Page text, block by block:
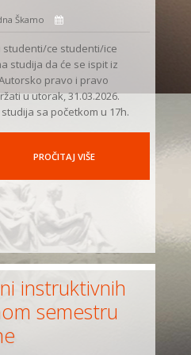
Škamo
studenti/ce studenti/ice
studija da će se ispit iz
pravo i pravo
u utorak, 31.03.2026.
sa početkom u 17h.
PROČITAJ VIŠE
instruktivnih
semestru